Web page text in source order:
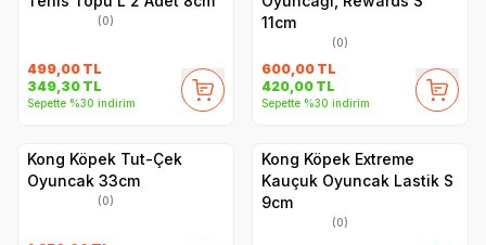
(0)
499,00 TL
349,30 TL
Sepette %30 indirim
11cm
(0)
600,00 TL
420,00 TL
Sepette %30 indirim
Kong Köpek Tut-Çek
Oyuncak 33cm
(0)
Kong Köpek Extreme
Kauçuk Oyuncak Lastik S
9cm
(0)